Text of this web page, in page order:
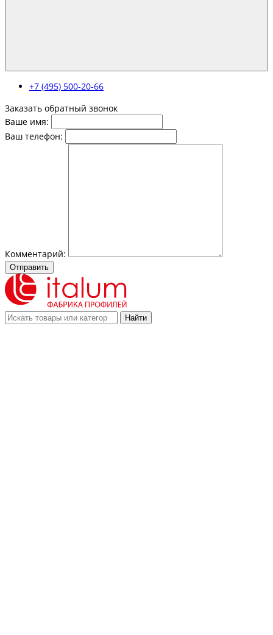
+7 (495) 500-20-66
Заказать обратный звонок
Ваше имя:
Ваш телефон:
Комментарий:
Отправить
Найти